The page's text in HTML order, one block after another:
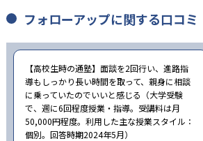
フォローアップに関する口コミ
【高校生時の通塾】面談を2回行い、進路指
導もしっかり長い時間を取って、親身に相談
に乗っていたのでいいと感じる（大学受験
で、週に6回程度授業・指導。受講料は月
50,000円程度。利用した主な授業スタイル：
個別。回答時期2024年5月）